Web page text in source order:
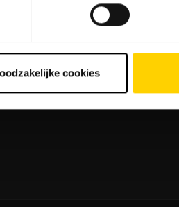
cookies
Distributeurs